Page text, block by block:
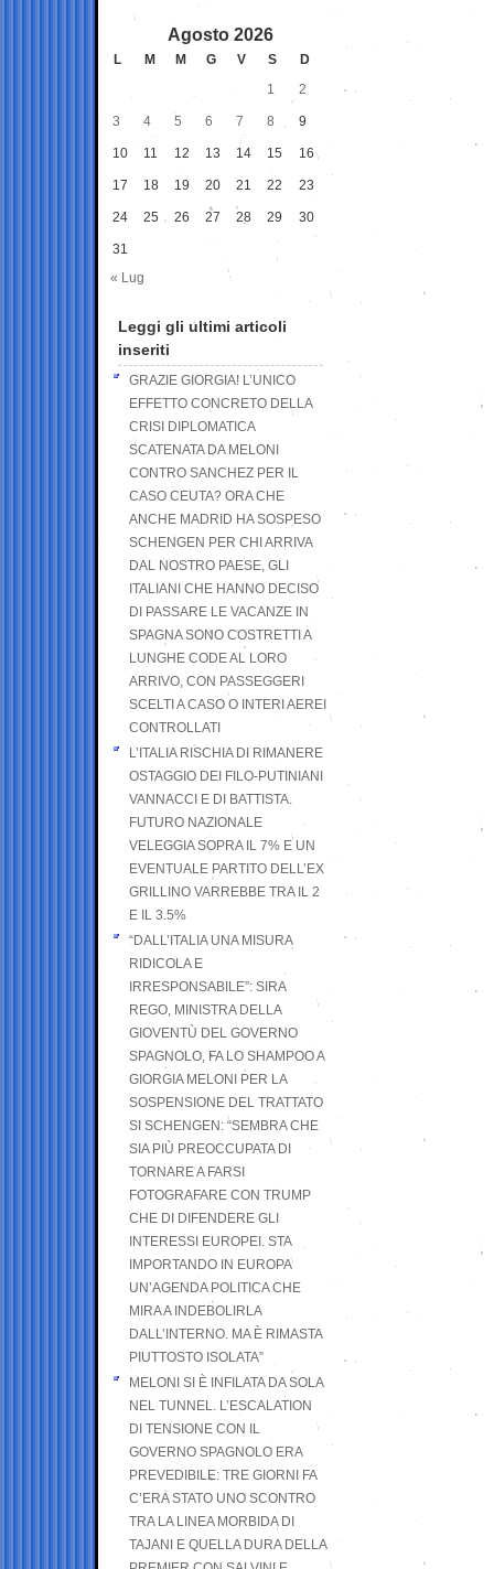
Agosto 2026
L M M G V S
D
1
2
3 4 5 6 7 8 9
10 11 12 13 14 15 16
17 18 19 20 21 22 23
24 25 26 27 28 29 30
31
« Lug
Leggi gli ultimi articoli
inseriti
GRAZIE GIORGIA! L’UNICO
EFFETTO CONCRETO DELLA
CRISI DIPLOMATICA
SCATENATA DA MELONI
CONTRO SANCHEZ PER IL
CASO CEUTA? ORA CHE
ANCHE MADRID HA SOSPESO
SCHENGEN PER CHI ARRIVA
DAL NOSTRO PAESE, GLI
ITALIANI CHE HANNO DECISO
DI PASSARE LE VACANZE IN
SPAGNA SONO COSTRETTI A
LUNGHE CODE AL LORO
ARRIVO, CON PASSEGGERI
SCELTI A CASO O INTERI AEREI
CONTROLLATI
L’ITALIA RISCHIA DI RIMANERE
OSTAGGIO DEI FILO-PUTINIANI
VANNACCI E DI BATTISTA.
FUTURO NAZIONALE
VELEGGIA SOPRA IL 7% E UN
EVENTUALE PARTITO DELL’EX
GRILLINO VARREBBE TRA IL 2
E IL 3.5%
“DALL’ITALIA UNA MISURA
RIDICOLA E
IRRESPONSABILE”: SIRA
REGO, MINISTRA DELLA
GIOVENTÙ DEL GOVERNO
SPAGNOLO, FA LO SHAMPOO A
GIORGIA MELONI PER LA
SOSPENSIONE DEL TRATTATO
SI SCHENGEN: “SEMBRA CHE
SIA PIÙ PREOCCUPATA DI
TORNARE A FARSI
FOTOGRAFARE CON TRUMP
CHE DI DIFENDERE GLI
INTERESSI EUROPEI. STA
IMPORTANDO IN EUROPA
UN’AGENDA POLITICA CHE
MIRA A INDEBOLIRLA
DALL’INTERNO. MA È RIMASTA
PIUTTOSTO ISOLATA”
MELONI SI È INFILATA DA SOLA
NEL TUNNEL. L’ESCALATION
DI TENSIONE CON IL
GOVERNO SPAGNOLO ERA
PREVEDIBILE: TRE GIORNI FA
C’ERA STATO UNO SCONTRO
TRA LA LINEA MORBIDA DI
TAJANI E QUELLA DURA DELLA